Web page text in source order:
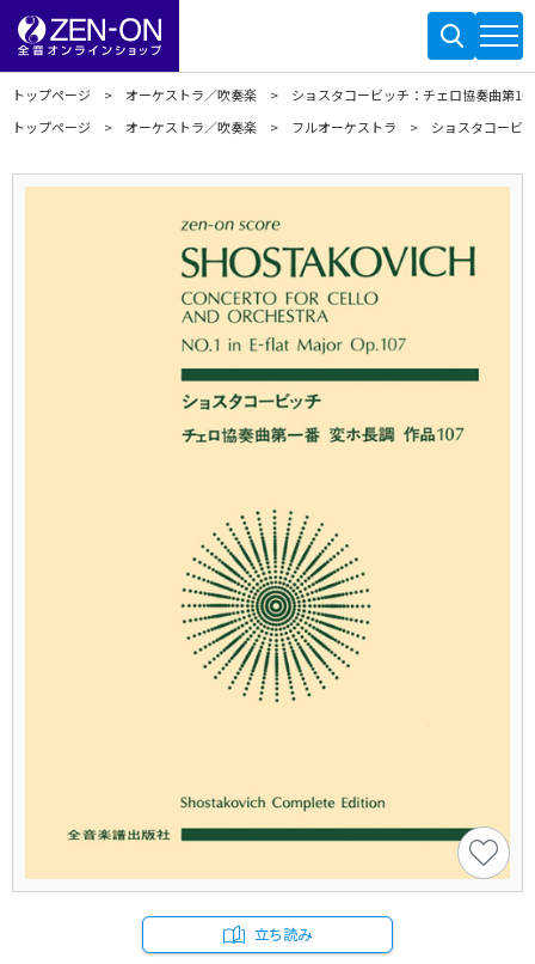
トップページ オーケストラ／吹奏楽
ショスタコービッチ：チェロ協奏曲第1
トップページ
オーケストラ／吹奏楽 フルオーケストラ ショスタコービ
立ち読み